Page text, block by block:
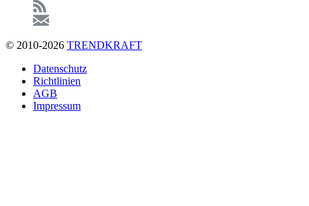
© 2010-2026 TRENDKRAFT
FußzeileDatenschutz
Richtlinien
AGB
Impressum